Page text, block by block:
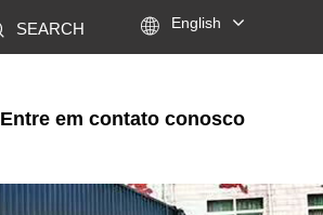
SEARCH  English
Entre em contato conosco